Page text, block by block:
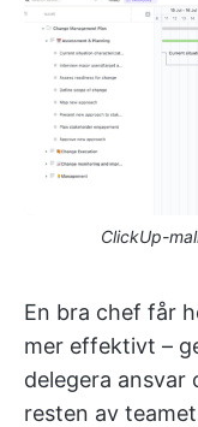
ClickUp-
En bra chef får
mer effektivt –
delegera
resten av